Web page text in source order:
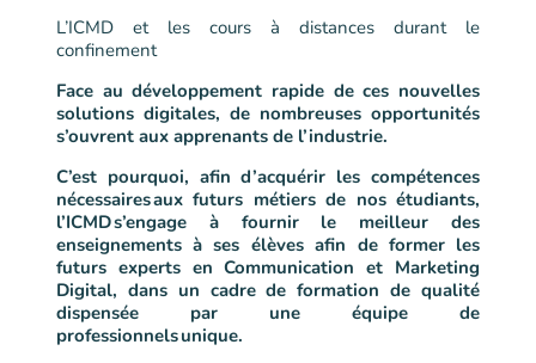
L’ICMD et les cours à distances durant le
confinement
Face au développement rapide de ces nouvelles
solutions digitales, de nombreuses opportunités
s’ouvrent aux apprenants de l’industrie.
C’est pourquoi, afin d’acquérir les compétences
nécessaires aux futurs métiers de nos étudiants,
l’ICMD s’engage à fournir le meilleur des
enseignements à ses élèvesafin de former les
futurs experts en Communication et Marketing
Digital, dans un cadre de formation de qualité
dispensée par une équipe de
professionnels unique.